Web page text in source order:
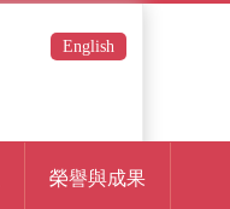
English
榮譽與成果